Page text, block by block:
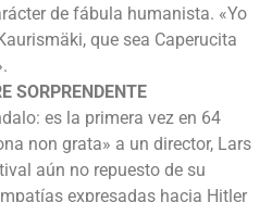
de fábula humanista. «Yo
que sea Caperucita
SORPRENDENTE
es la primera vez en 64
non grata» a un director, Lars
aún no repuesto de su
expresadas hacia Hitler